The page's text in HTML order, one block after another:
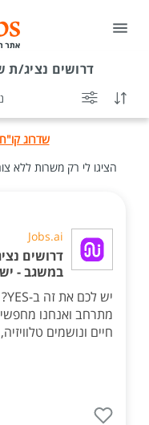
דרושים נציג/ת
שדרוג
הציגו לי רק משרות ללא
Jobs.ai
במשגב -
מתרחב ואנחנו
חיים ונושמים